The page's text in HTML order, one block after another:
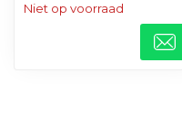
Niet op voorraad